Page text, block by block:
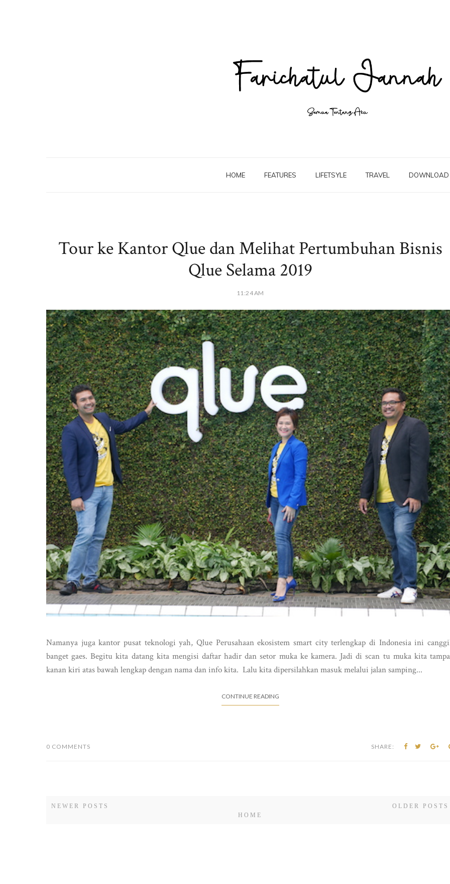
HOME FEATURES LIFETSYLE TRAVEL DOWNLOAD
Tour ke Kantor Qlue dan Melihat Pertumbuhan Bisnis
Qlue Selama 2019
11:24 AM
Namanya juga kantor pusat teknologi yah, Qlue Perusahaan ekosistem smart city terlengkap di Indonesia ini
banget gaes. Begitu kita datang kita mengisi daftar hadir dan setor muka ke kamera. Jadi di scan tu muka kita
kanan kiri atas bawah lengkap dengan nama dan info kita. Lalu kita dipersilahkan masuk melalui jalan samping...
CONTINUE READING
0 COMMENTS SHARE:
NEWER POSTS
OLDER POSTS
HOME